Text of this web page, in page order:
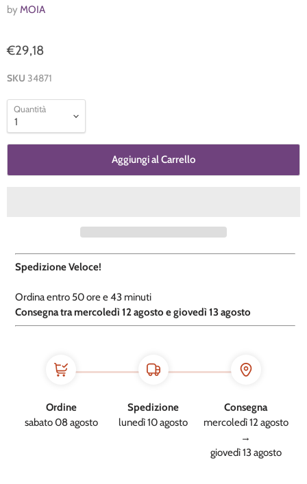
by MOIA
€29,18
SKU 34871
Quantità
Aggiungi al Carrello
Spedizione Veloce!
Ordina entro 50 ore e43 minuti
​Consegna tra mercoledì 12 agosto e giovedì 13 agosto
Ordine
sabato 08 agosto
Spedizione
lunedì 10 agosto
Consegna
mercoledì 12 agosto
→
giovedì 13 agosto